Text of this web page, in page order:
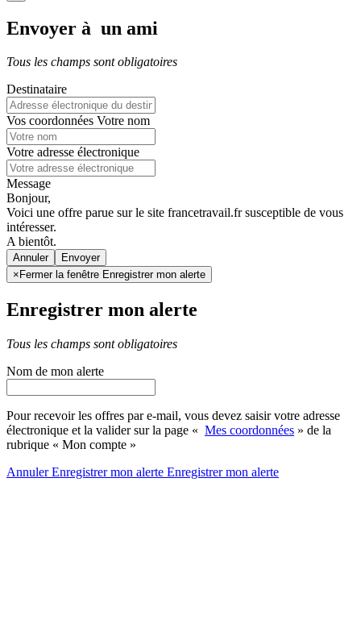
Envoyer à un ami
Tous les champs sont obligatoires
Destinataire
Vos coordonnées Votre nom
Votre adresse électronique
Message
Bonjour,
Voici une offre parue sur le site francetravail.fr susceptible de vous
intéresser.
A bientôt.
Annuler
× Fermer la fenêtre Enregistrer mon alerte
Enregistrer mon alerte
Tous les champs sont obligatoires
Nom de mon alerte
Pour recevoir les offres par e-mail, vous devez saisir votre adresse
électronique et la valider sur la page « Mes coordonnées » de la
rubrique « Mon compte »
AnnulerEnregistrer mon alerte Enregistrermon alerte